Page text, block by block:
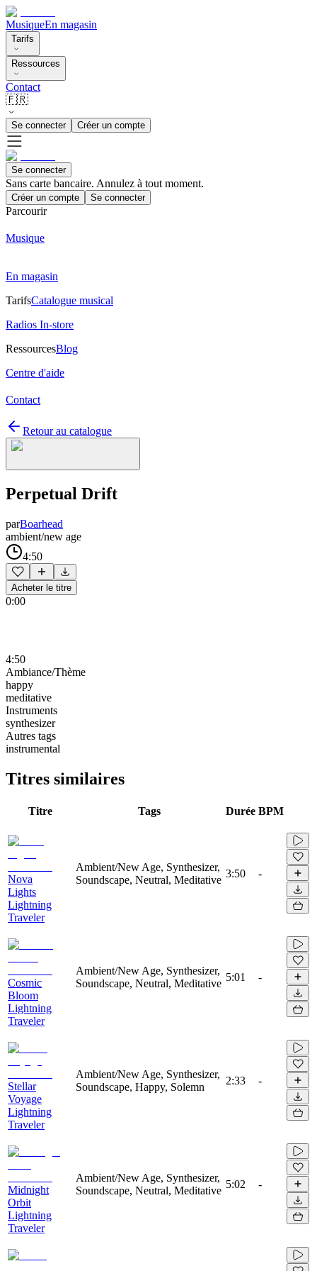
MusiqueEn magasin
Tarifs
Ressources
Contact
🇫🇷
Se connecter Créer un compte
Se connecter
Sans carte bancaire. Annulez à tout moment.
Créer un compte Se connecter
Parcourir
Musique
En magasin
TarifsCatalogue musical
Radios In-store
RessourcesBlog
Centre d'aide
Contact
Retour au catalogue
Perpetual Drift
parBoarhead
ambient/new age
4:50
Acheter le titre
0:00
4:50
Ambiance/Thème
happy
meditative
Instruments
synthesizer
Autres tags
instrumental
Titres similaires
Titre Tags Durée BPM
Nova
Lights
Lightning
Traveler
Ambient/New Age, Synthesizer,
Soundscape, Neutral, Meditative
3:50 -
Cosmic
Bloom
Lightning
Traveler
Ambient/New Age, Synthesizer,
Soundscape, Neutral, Meditative
5:01 -
Stellar
Voyage
Lightning
Traveler
Ambient/New Age, Synthesizer,
Soundscape, Happy, Solemn
2:33 -
Midnight
Orbit
Lightning
Traveler
Ambient/New Age, Synthesizer,
Soundscape, Neutral, Meditative
5:02 -